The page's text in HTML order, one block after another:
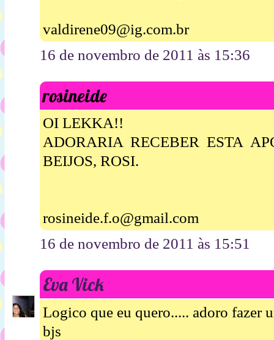
valdirene09@ig.com.br
16 de novembro de 2011 às 15:36
rosineide
OI LEKKA!!
ADORARIA RECEBER ESTA
BEIJOS, ROSI.
rosineide.f.o@gmail.com
16 de novembro de 2011 às 15:51
Eva Vick
Logico que eu quero..... adoro fazer
bjs